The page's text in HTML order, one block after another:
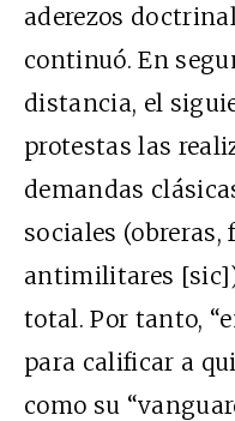
aderezos
continuó. En
distancia, el
protestas las
demandas
sociales (obreras,
antimilitares
total. Por tanto,
para calificar a
como su